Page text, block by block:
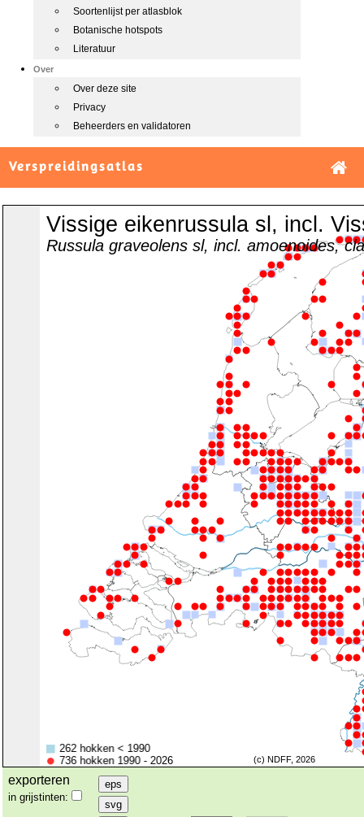
Soortenlijst per atlasblok
Botanische hotspots
Literatuur
Over
Over deze site
Privacy
Beheerders en validatoren
Verspreidingsatlas